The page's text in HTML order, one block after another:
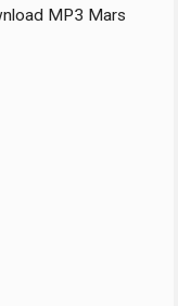
MP3 Mars